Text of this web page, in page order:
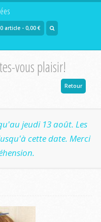
article - 0,00 €
vous plaisir!
Retour
jeudi 13 août. Les
cette date. Merci